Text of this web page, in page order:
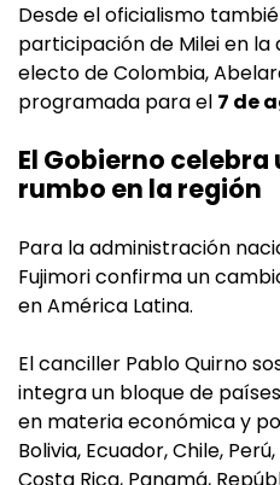
Desde el oficialismo
participación de Milei en
electo de Colombia,
programada para el 7 de
El Gobierno
rumbo en la región
Para la administración
Fujimori confirma un
en América Latina.
El canciller Pablo Quirno
integra un bloque de
en materia económica y
Bolivia, Ecuador, Chile,